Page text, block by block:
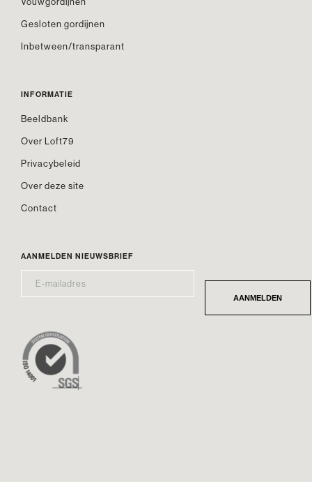
Gesloten gordijnen
Inbetween/transparant
INFORMATIE
Beeldbank
Over Loft79
Privacybeleid
Over deze site
Contact
AANMELDEN NIEUWSBRIEF
MAILADRES* AANMELDEN